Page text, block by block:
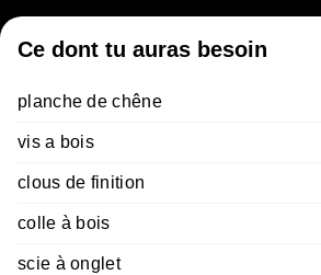
Ce dont tu auras besoin
planche de chêne
vis a bois
clous de finition
colle à bois
scie à onglet